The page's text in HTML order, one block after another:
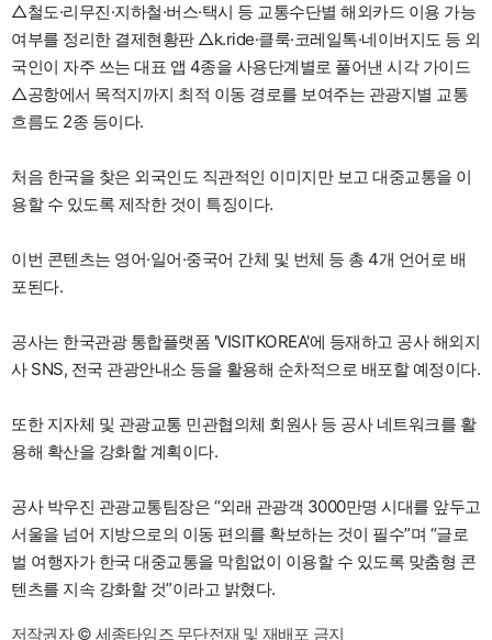
△철도·리무진·지하철·버스·택시 등 교통수단별 해외카드 이용 가능
여부를 정리한 결제현황판 △k.ride·클룩·코레일톡·네이버지도 등 외
국인이 자주 쓰는 대표 앱 4종을 사용단계별로 풀어낸 시각 가이드
△공항에서 목적지까지 최적 이동 경로를 보여주는 관광지별 교통
흐름도 2종 등이다.
처음 한국을 찾은 외국인도 직관적인 이미지만 보고 대중교통을 이
용할 수 있도록 제작한 것이 특징이다.
이번 콘텐츠는 영어·일어·중국어 간체 및 번체 등 총 4개 언어로 배
포된다.
공사는 한국관광 통합플랫폼 'VISITKOREA'에 등재하고 공사 해외지
사 SNS, 전국 관광안내소 등을 활용해 순차적으로 배포할 예정이다.
또한 지자체 및 관광교통 민관협의체 회원사 등 공사 네트워크를 활
용해 확산을 강화할 계획이다.
공사 박우진 관광교통팀장은 “외래 관광객 3000만명 시대를 앞두고
서울을 넘어 지방으로의 이동 편의를 확보하는 것이 필수”며 “글로
벌 여행자가 한국 대중교통을 막힘없이 이용할 수 있도록 맞춤형 콘
텐츠를 지속 강화할 것”이라고 밝혔다.
저작권자 © 세종타임즈 무단전재 및 재배포 금지